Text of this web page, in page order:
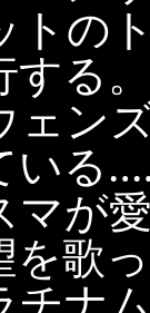
トの
する。
ン
いる
マが
を歌